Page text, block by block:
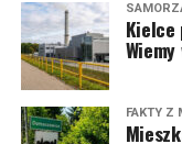
Kielce
FAKTY Z